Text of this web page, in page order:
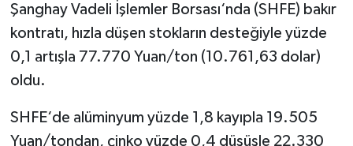
Şanghay Vadeli İşlemler Borsası‘nda (SHFE) bakır
kontratı, hızla düşen stokların desteğiyle yüzde
0,1 artışla 77.770 Yuan/ton (10.761,63 dolar)
oldu.
SHFE‘de alüminyum yüzde 1,8 kayıpla 19.505
Yuan/tondan, çinko yüzde 0,4 düşüşle 22.330